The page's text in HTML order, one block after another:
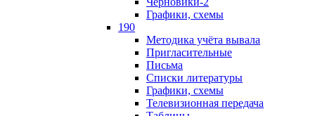
Графики, схемы
190
Методика учёта вывала
Пригласительные
Письма
Списки литературы
Графики, схемы
Телевизионная передача